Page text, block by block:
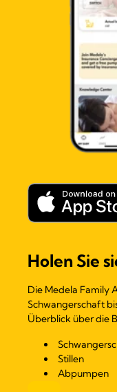
Holen Sie
Die Medela Family
Schwangerschaft
Überblick über die
Stillen
Abpumpen